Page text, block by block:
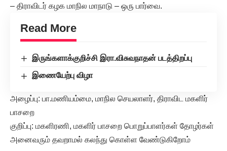
– திராவிடர் கழக மாநில மாநாடு – ஒரு பார்வை.
Read More
இருங்களாக்குறிச்சி இரா.விசுவநாதன் படத்திறப்பு
இணையேற்பு விழா
அழைப்பு: பா.மணியம்மை, மாநில செயலாளர், திராவிட மகளிர்
பாசறை
குறிப்பு: மகளிரணி, மகளிர் பாசறை பொறுப்பாளர்கள் தோழர்கள்
அனைவரும் தவறாமல் கலந்து கொள்ள வேண்டுகிறோம்